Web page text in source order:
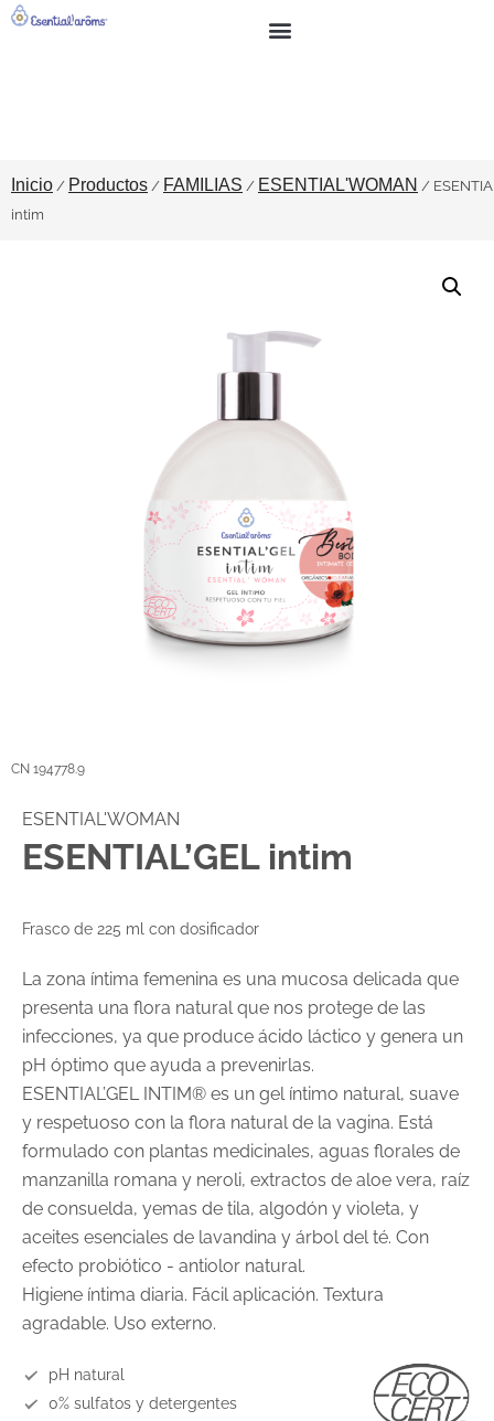
Inicio / Productos / FAMILIAS / ESENTIAL'WOMAN /
intim
CN 194778.9
ESENTIAL'WOMAN
ESENTIAL’GEL intim
Frasco de 225 ml con dosificador
La zona íntima femenina es una mucosa delicada que
presenta una flora natural que nos protege de las
infecciones, ya que produce ácido láctico y genera un
pH óptimo que ayuda a prevenirlas.
ESENTIAL’GEL INTIM® es un gel íntimo natural, suave
y respetuoso con la flora natural de la vagina. Está
formulado con plantas medicinales, aguas florales de
manzanilla romana y neroli, extractos de aloe vera, raíz
de consuelda, yemas de tila, algodón y violeta, y
aceites esenciales de lavandina y árbol del té. Con
efecto probiótico - antiolor natural.
Higiene íntima diaria. Fácil aplicación. Textura
agradable. Uso externo.
pH natural
0% sulfatos y detergentes